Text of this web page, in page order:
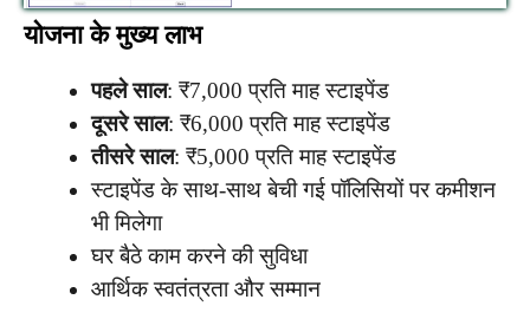
योजना के मुख्य लाभ
पहले साल: ₹7,000 प्रति माह स्टाइपेंड
दूसरे साल: ₹6,000 प्रति माह स्टाइपेंड
तीसरे साल: ₹5,000 प्रति माह स्टाइपेंड
स्टाइपेंड के साथ-साथ बेची गई पॉलिसियों पर कमीशन
भी मिलेगा
घर बैठे काम करने की सुविधा
आर्थिक स्वतंत्रता और सम्मान